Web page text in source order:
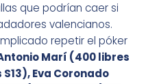
que podrían caer si
valencianos.
repetir el póker
Marí (400 libres
Eva Coronado